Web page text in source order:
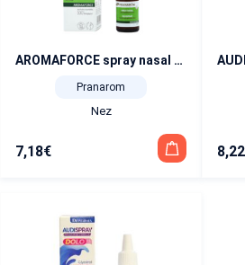
AROMAFORCE spray nasal BIO 15 ml
Pranarom
Nez
7,18€ 8,22